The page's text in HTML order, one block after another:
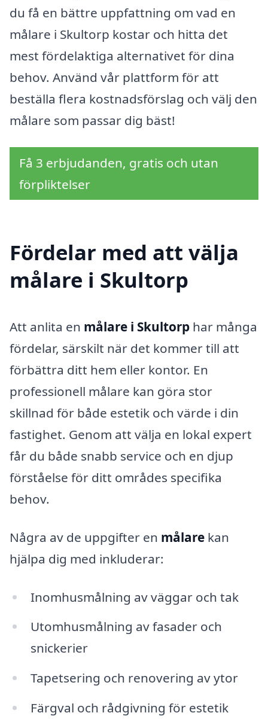
du få en bättre uppfattning om vad en
målare i Skultorp kostar och hitta det
mest fördelaktiga alternativet för dina
behov. Använd vår plattform för att
beställa flera kostnadsförslag och välj den
målare som passar dig bäst!
Få 3 erbjudanden, gratis och utan
förpliktelser
Fördelar med att välja
målare i Skultorp
Att anlita en målare i Skultorp har många
fördelar, särskilt när det kommer till att
förbättra ditt hem eller kontor. En
professionell målare kan göra stor
skillnad för både estetik och värde i din
fastighet. Genom att välja en lokal expert
får du både snabb service och en djup
förståelse för ditt områdes specifika
behov.
Några av de uppgifter en målare kan
hjälpa dig med inkluderar:
Inomhusmålning av väggar och tak
Utomhusmålning av fasader och
snickerier
Tapetsering och renovering av ytor
Färgval och rådgivning för estetik